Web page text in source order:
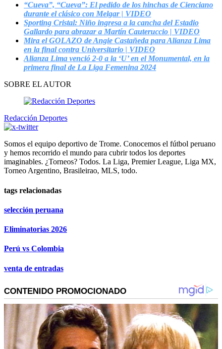
“Cueva”, “Cueva”: El pedido de los hinchas de Cienciano
durante el clásico con Melgar | VIDEO
Sporting Cristal: Niño ingresa a la cancha del Estadio
Gallardo para abrazar a Martín Cauteruccio | VIDEO
Mira el GOLAZO de Angie Castañeda para Alianza Lima
en la final contra Universitario | VIDEO
Alianza Lima venció 2-0 a la ‘U’ en el Monumental, en la
primera final de La Liga Femenina 2024
SOBRE EL AUTOR
Redacción Deportes
Somos el equipo deportivo de Trome. Conocemos el fútbol peruano
y hemos recorrido el mundo para cubrir todos los deportes
imaginables. ¿Torneos? Todos. La Liga, Premier League, Liga MX,
Torneo Argentino, Brasileirao, MLS, todo.
tags relacionadas
selección peruana
Eliminatorias 2026
Perú vs Colombia
venta de entradas